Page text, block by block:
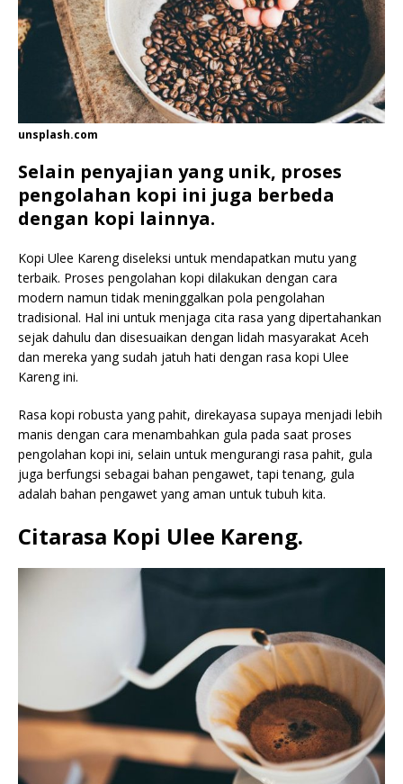
unsplash.com
Selain penyajian yang unik, proses
pengolahan kopi ini juga berbeda
dengan kopi lainnya.
Kopi Ulee Kareng diseleksi untuk mendapatkan mutu yang
terbaik. Proses pengolahan kopi dilakukan dengan cara
modern namun tidak meninggalkan pola pengolahan
tradisional. Hal ini untuk menjaga cita rasa yang dipertahankan
sejak dahulu dan disesuaikan dengan lidah masyarakat Aceh
dan mereka yang sudah jatuh hati dengan rasa kopi Ulee
Kareng ini.
Rasa kopi robusta yang pahit, direkayasa supaya menjadi lebih
manis dengan cara menambahkan gula pada saat proses
pengolahan kopi ini, selain untuk mengurangi rasa pahit, gula
juga berfungsi sebagai bahan pengawet, tapi tenang, gula
adalah bahan pengawet yang aman untuk tubuh kita.
Citarasa Kopi Ulee Kareng.